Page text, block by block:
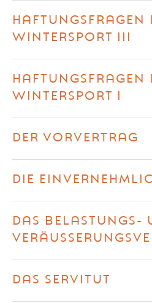
HAFTUNGSFRAGEN
WINTERSPORT III
HAFTUNGSFRAGEN
WINTERSPORT I
DER VORVERTRAG
DIE
DAS BELASTUNGS-
DAS SERVITUT